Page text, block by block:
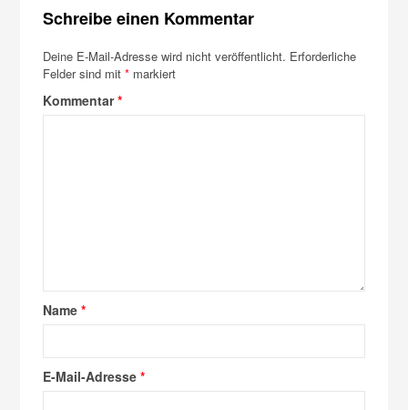
Schreibe einen Kommentar
Deine E-Mail-Adresse wird nicht veröffentlicht. Erforderliche
Felder sind mit* markiert
Kommentar*
Name*
E-Mail-Adresse*